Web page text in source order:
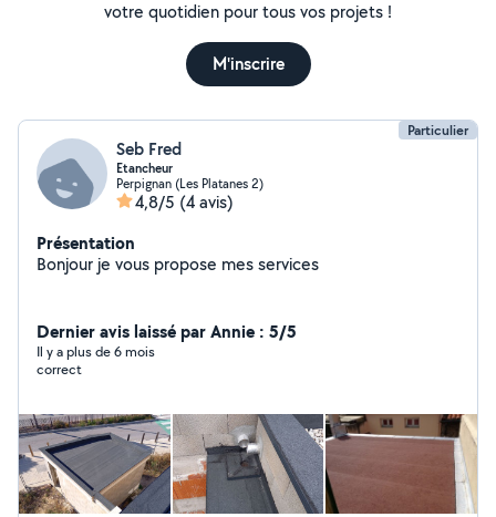
votre quotidien pour tous vos projets !
M'inscrire
Particulier
Seb Fred
Etancheur
Perpignan (Les Platanes 2)
4,8/5 (4 avis)
Présentation
Bonjour je vous propose mes services
Dernier avis laissé par Annie : 5/5
Il y a plus de 6 mois
correct